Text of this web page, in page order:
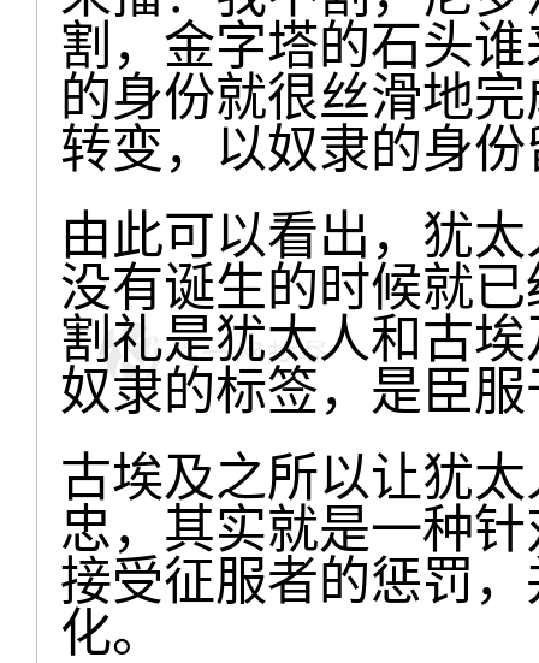
割，金字塔的石头
的身份就很丝滑地
转变，以奴隶的身
由此可以看出，犹
没有诞生的时候就
割礼是犹太人和古
奴隶的标签，是臣
古埃及之所以让犹
忠，其实就是一种针
接受征服者的惩罚
化。